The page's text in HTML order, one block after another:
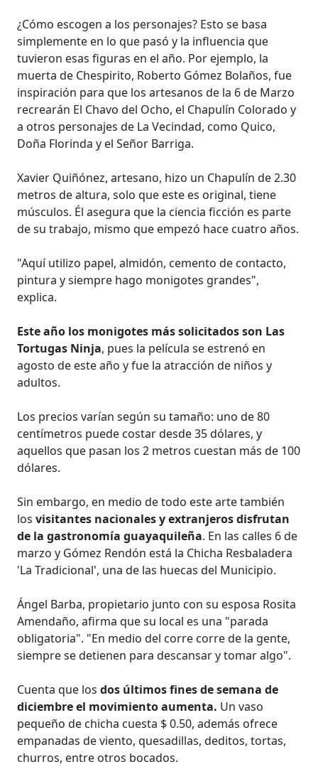
¿Cómo escogen a los personajes? Esto se basa
simplemente en lo que pasó y la influencia que
tuvieron esas figuras en el año. Por ejemplo, la
muerta de Chespirito, Roberto Gómez Bolaños, fue
inspiración para que los artesanos de la 6 de Marzo
recrearán El Chavo del Ocho, el Chapulín Colorado y
a otros personajes de La Vecindad, como Quico,
Doña Florinda y el Señor Barriga.
Xavier Quiñónez, artesano, hizo un Chapulín de 2.30
metros de altura, solo que este es original, tiene
músculos. Él asegura que la ciencia ficción es parte
de su trabajo, mismo que empezó hace cuatro años.
"Aquí utilizo papel, almidón, cemento de contacto,
pintura y siempre hago monigotes grandes",
explica.
Este año los monigotes más solicitados son Las
Tortugas Ninja, pues la película se estrenó en
agosto de este año y fue la atracción de niños y
adultos.
Los precios varían según su tamaño: uno de 80
centímetros puede costar desde 35 dólares, y
aquellos que pasan los 2 metros cuestan más de 100
dólares.
Sin embargo, en medio de todo este arte también
losvisitantes nacionales y extranjeros disfrutan
de la gastronomía guayaquileña. En las calles 6 de
marzo y Gómez Rendón está la Chicha Resbaladera
'La Tradicional', una de las huecas del Municipio.
Ángel Barba, propietario junto con su esposa Rosita
Amendaño, afirma que su local es una "parada
obligatoria". "En medio del corre corre de la gente,
siempre se detienen para descansar y tomar algo".
Cuenta que losdos últimos fines de semana de
diciembre el movimiento aumenta. Un vaso
pequeño de chicha cuesta $ 0.50, además ofrece
empanadas de viento, quesadillas, deditos, tortas,
churros, entre otros bocados.